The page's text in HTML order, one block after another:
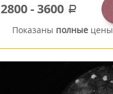
2800-3600 a
Показаны полные